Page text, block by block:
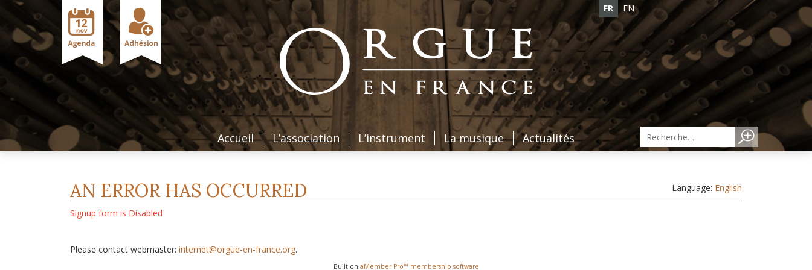
FR EN
Accueil L’association L’instrument La musique Actualités
Language: English
AN ERROR HAS OCCURRED
Signup form is Disabled
Please contact webmaster: internet@orgue-en-france.org.
Built on aMember Pro™ membership software